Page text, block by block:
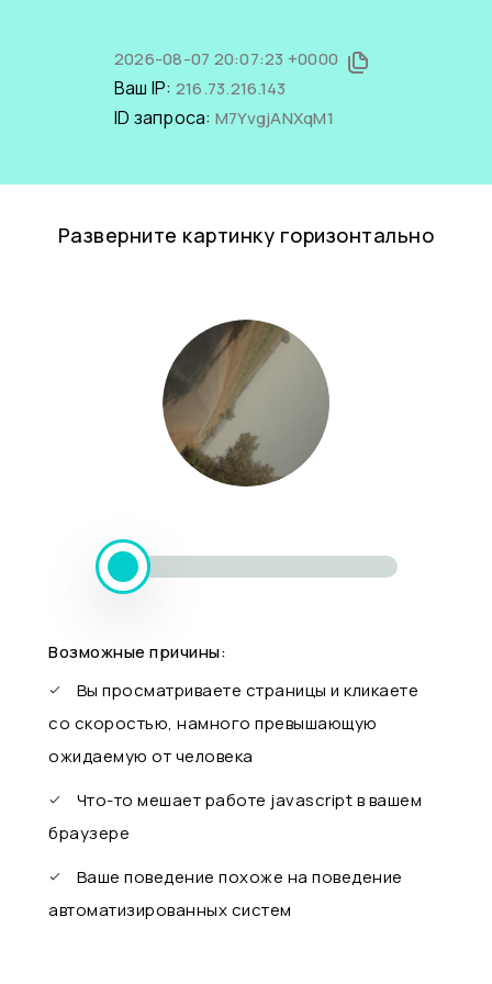
2026-08-07 20:07:23 +0000
Ваш IP: 216.73.216.143
ID запроса: M7YvgjANXqM1
Разверните картинку горизонтально
Возможные причины:
Вы просматриваете страницы и кликаете
со скоростью, намного превышающую
ожидаемую от человека
Что-то мешает работе javascript в вашем
браузере
Ваше поведение похоже на поведение
автоматизированных систем